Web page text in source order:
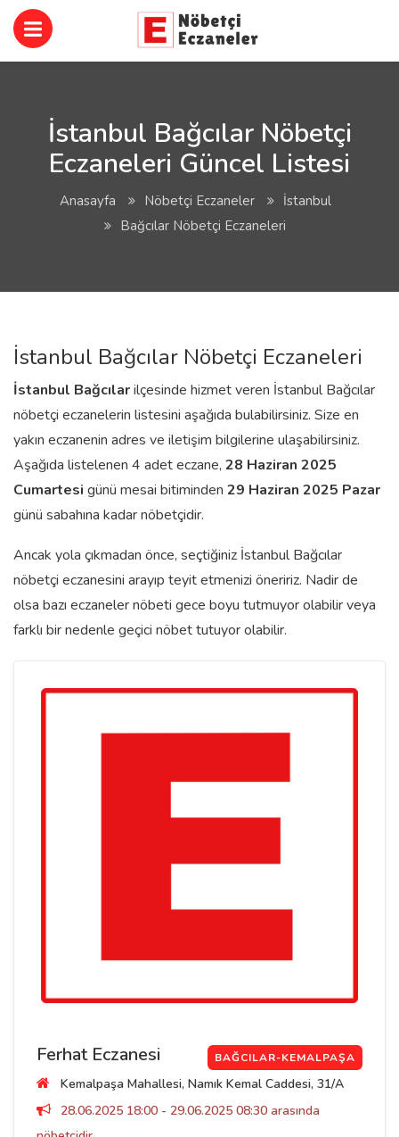
İstanbul Bağcılar Nöbetçi
Eczaneleri Güncel Listesi
Anasayfa Nöbetçi Eczaneler
İstanbul
Bağcılar Nöbetçi Eczaneleri
İstanbul Bağcılar Nöbetçi Eczaneleri
İstanbul Bağcılarilçesinde hizmet veren İstanbul Bağcılar
nöbetçi eczanelerin listesini aşağıda bulabilirsiniz. Size en
yakın eczanenin adres ve iletişim bilgilerine ulaşabilirsiniz.
Aşağıda listelenen 4 adet eczane, 28 Haziran 2025
Cumartesi günü mesai bitiminden 29 Haziran 2025 Pazar
günü sabahına kadar nöbetçidir.
Ancak yola çıkmadan önce, seçtiğiniz İstanbul Bağcılar
nöbetçi eczanesini arayıp teyit etmenizi öneririz. Nadir de
olsa bazı eczaneler nöbeti gece boyu tutmuyor olabilir veya
farklı bir nedenle geçici nöbet tutuyor olabilir.
Ferhat Eczanesi BAĞCILAR-KEMALPAŞA
Kemalpaşa Mahallesi, Namık Kemal Caddesi, 31/A
28.06.2025 18:00 - 29.06.2025 08:30 arasında